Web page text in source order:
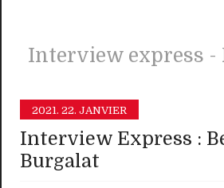
Interview express -
2021. 22. JANVIER
Interview Express :
Burgalat